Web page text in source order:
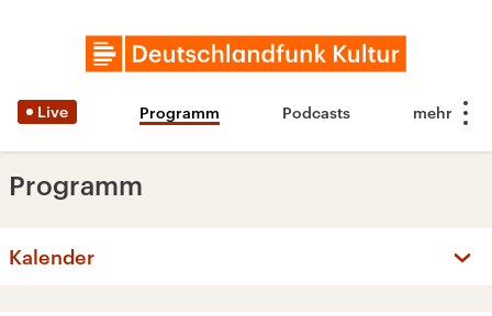
Live Programm Podcasts
Programm
Kalender